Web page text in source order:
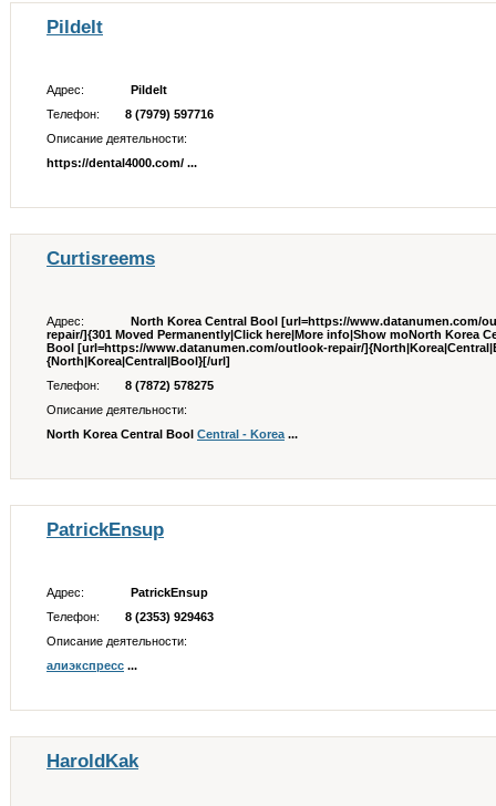
Pildelt
Адрес:
Pildelt
Телефон:
8 (7979) 597716
Описание деятельности:
https://dental4000.com/ ...
Curtisreems
Адрес:
North Korea Central Bool [url=https://www.datanumen.com/
repair/]{301 Moved Permanently|Click here|More info|Show moNorth Korea
Bool [url=https://www.datanumen.com/outlook-repair/
{North|Korea|Central|Bool}[/url]
Телефон:
8 (7872) 578275
Описание деятельности:
North Korea Central Bool Central - Korea ...
PatrickEnsup
Адрес:
PatrickEnsup
Телефон:
8 (2353) 929463
Описание деятельности:
алиэкспресс ...
HaroldKak